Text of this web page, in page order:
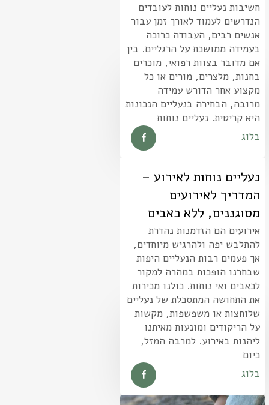
חשיבות נעליים נוחות לעובדים
הנדרשים לעמוד לאורך זמן עבור
אנשים רבים, העבודה כרוכה
בעמידה ממושכת על הרגליים. בין
אם מדובר בצוות רפואי, מוכרים
בחנות, מלצרים, מורים או כל
מקצוע אחר הדורש עמידה
מרובה, הבחירה בנעליים הנכונות
היא קריטית. נעליים נוחות
בלוג
נעליים נוחות לאירוע –
המדריך לאירועים
מסוגננים, ללא כאבים
אירועים הם הזדמנות נהדרת
להתלבש יפה ולהרגיש מיוחדים,
אך פעמים רבות הנעליים היפות
שבחרנו הופכות במהרה למקור
לכאבים ואי נוחות. כולנו מכירות
את התחושה המתסכלת של נעליים
שלוחצות או משפשפות, מקשות
על הריקודים ומונעות מאיתנו
ליהנות באירוע. למרבה המזל,
כיום
בלוג